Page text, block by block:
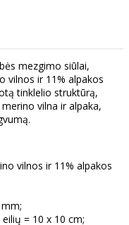
mezgimo siūlai,
vilnos ir 11% alpakos
tinklelio struktūrą,
vilna ir alpaka,
vilnos ir 11% alpakos
= 10 x 10 cm;